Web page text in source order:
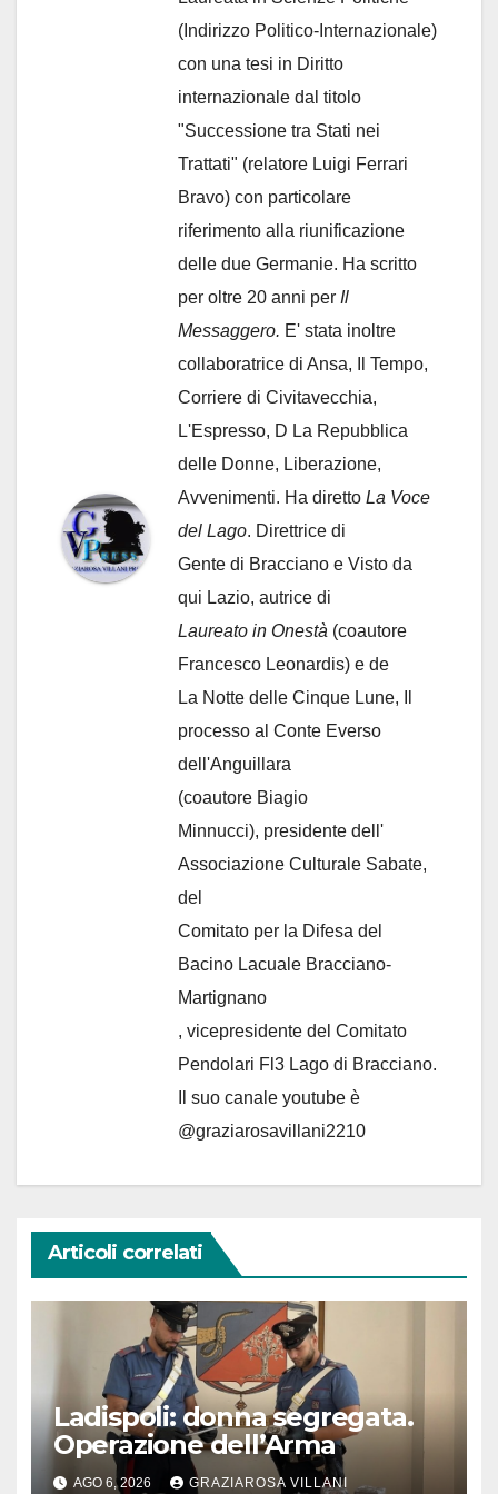
(Indirizzo Politico-Internazionale)
con una tesi in Diritto
internazionale dal titolo
"Successione tra Stati nei
Trattati" (relatore Luigi Ferrari
Bravo) con particolare
riferimento alla riunificazione
delle due Germanie. Ha scritto
per oltre 20 anni per Il
Messaggero. E' stata inoltre
collaboratrice di Ansa, Il Tempo,
Corriere di Civitavecchia,
L'Espresso, D La Repubblica
delle Donne, Liberazione,
Avvenimenti. Ha diretto La Voce
del Lago. Direttrice di
Gente di Bracciano e Visto da
qui Lazio, autrice di
Laureato in Onestà (coautore
Francesco Leonardis) e de
La Notte delle Cinque Lune, Il
processo al Conte Everso
dell'Anguillara
(coautore Biagio
Minnucci), presidente dell'
Associazione Culturale Sabate,
del
Comitato per la Difesa del
Bacino Lacuale Bracciano-
Martignano
, vicepresidente del Comitato
Pendolari Fl3 Lago di Bracciano.
Il suo canale youtube è
@graziarosavillani2210
Articoli correlati
Ladispoli: donna segregata.
Operazione dell’Arma
AGO 6, 2026 GRAZIAROSA VILLANI